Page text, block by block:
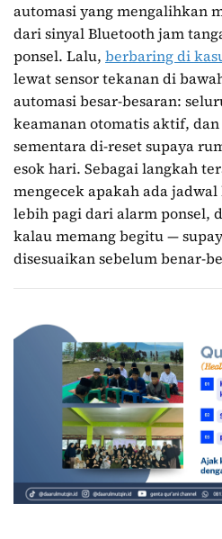
automasi yang mengalihkan
dari sinyal Bluetooth jam
ponsel. Lalu, berbaring di
lewat sensor tekanan di
automasi besar-besaran:
keamanan otomatis aktif,
sementara di-reset supaya
esok hari. Sebagai langkah
mengecek apakah ada
lebih pagi dari alarm ponsel,
kalau memang begitu —
disesuaikan sebelum benar-